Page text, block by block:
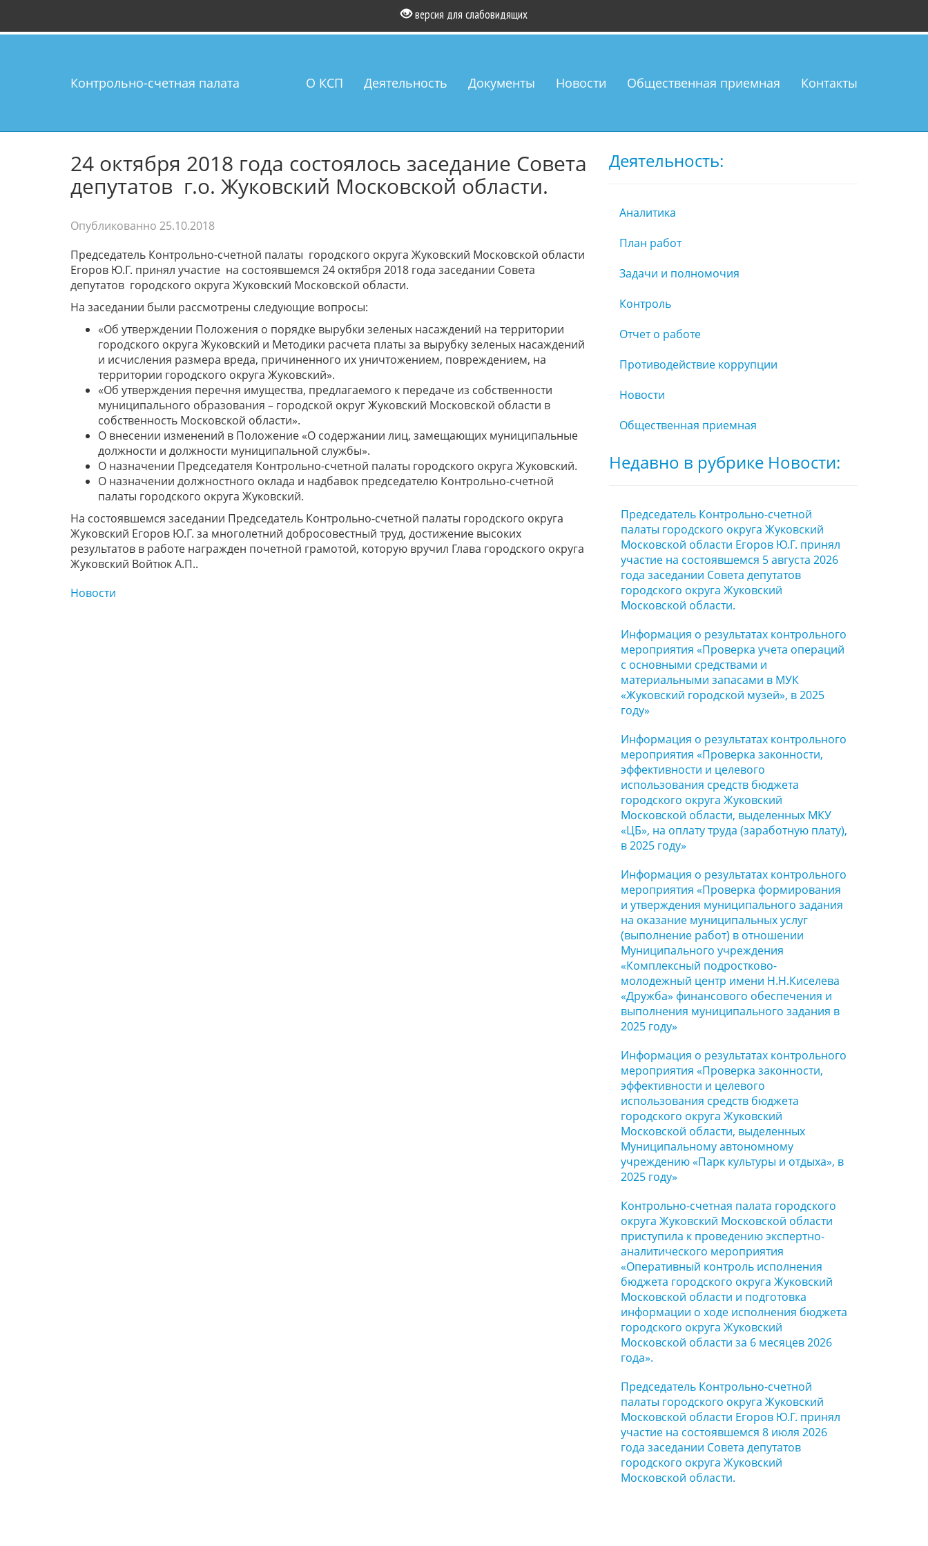
версия для слабовидящих
Контрольно-счетная палата О КСП Деятельность Документы Новости Общественная приемная Контакты
24 октября 2018 года состоялось заседание Совета
депутатов г.о. Жуковский Московской области.
Опубликованно 25.10.2018
Председатель Контрольно-счетной палаты городского округа Жуковский Московской области
Егоров Ю.Г. принял участие на состоявшемся 24 октября 2018 года заседании Совета
депутатов городского округа Жуковский Московской области.
На заседании были рассмотрены следующие вопросы:
«Об утверждении Положения о порядке вырубки зеленых насаждений на территории
городского округа Жуковский и Методики расчета платы за вырубку зеленых насаждений
и исчисления размера вреда, причиненного их уничтожением, повреждением, на
территории городского округа Жуковский».
«Об утверждения перечня имущества, предлагаемого к передаче из собственности
муниципального образования – городской округ Жуковский Московской области в
собственность Московской области».
О внесении изменений в Положение «О содержании лиц, замещающих муниципальные
должности и должности муниципальной службы».
О назначении Председателя Контрольно-счетной палаты городского округа Жуковский.
О назначении должностного оклада и надбавок председателю Контрольно-счетной
палаты городского округа Жуковский.
На состоявшемся заседании Председатель Контрольно-счетной палаты городского округа
Жуковский Егоров Ю.Г. за многолетний добросовестный труд, достижение высоких
результатов в работе награжден почетной грамотой, которую вручил Глава городского округа
Жуковский Войтюк А.П..
Новости
Деятельность:
Аналитика
План работ
Задачи и полномочия
Контроль
Отчет о работе
Противодействие коррупции
Новости
Общественная приемная
Недавно в рубрике Новости:
Председатель Контрольно-счетной
палаты городского округа Жуковский
Московской области Егоров Ю.Г. принял
участие на состоявшемся 5 августа 2026
года заседании Совета депутатов
городского округа Жуковский
Московской области.
Информация о результатах контрольного
мероприятия «Проверка учета операций
с основными средствами и
материальными запасами в МУК
«Жуковский городской музей», в 2025
году»
Информация о результатах контрольного
мероприятия «Проверка законности,
эффективности и целевого
использования средств бюджета
городского округа Жуковский
Московской области, выделенных МКУ
«ЦБ», на оплату труда (заработную плату),
в 2025 году»
Информация о результатах контрольного
мероприятия «Проверка формирования
и утверждения муниципального задания
на оказание муниципальных услуг
(выполнение работ) в отношении
Муниципального учреждения
«Комплексный подростково-
молодежный центр имени Н.Н.Киселева
«Дружба» финансового обеспечения и
выполнения муниципального задания в
2025 году»
Информация о результатах контрольного
мероприятия «Проверка законности,
эффективности и целевого
использования средств бюджета
городского округа Жуковский
Московской области, выделенных
Муниципальному автономному
учреждению «Парк культуры и отдыха», в
2025 году»
Контрольно-счетная палата городского
округа Жуковский Московской области
приступила к проведению экспертно-
аналитического мероприятия
«Оперативный контроль исполнения
бюджета городского округа Жуковский
Московской области и подготовка
информации о ходе исполнения бюджета
городского округа Жуковский
Московской области за 6 месяцев 2026
года».
Председатель Контрольно-счетной
палаты городского округа Жуковский
Московской области Егоров Ю.Г. принял
участие на состоявшемся 8 июля 2026
года заседании Совета депутатов
городского округа Жуковский
Московской области.